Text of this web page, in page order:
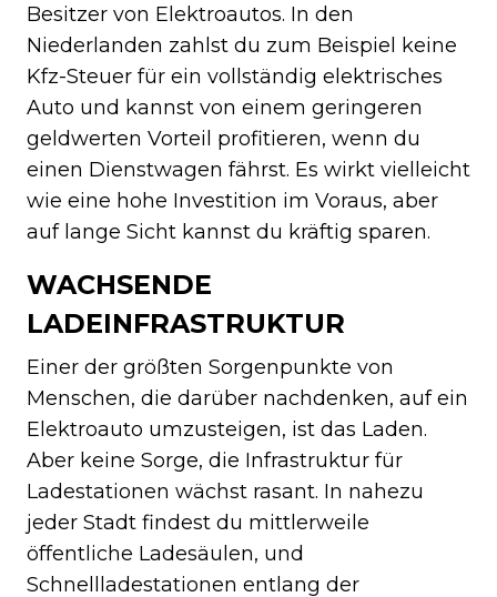
Besitzer von Elektroautos. In den
Niederlanden zahlst du zum Beispiel keine
Kfz-Steuer für ein vollständig elektrisches
Auto und kannst von einem geringeren
geldwerten Vorteil profitieren, wenn du
einen Dienstwagen fährst. Es wirkt vielleicht
wie eine hohe Investition im Voraus, aber
auf lange Sicht kannst du kräftig sparen.
WACHSENDE
LADEINFRASTRUKTUR
Einer der größten Sorgenpunkte von
Menschen, die darüber nachdenken, auf ein
Elektroauto umzusteigen, ist das Laden.
Aber keine Sorge, die Infrastruktur für
Ladestationen wächst rasant. In nahezu
jeder Stadt findest du mittlerweile
öffentliche Ladesäulen, und
Schnellladestationen entlang der